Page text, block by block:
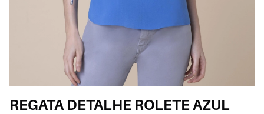
REGATA DETALHE ROLETE AZUL